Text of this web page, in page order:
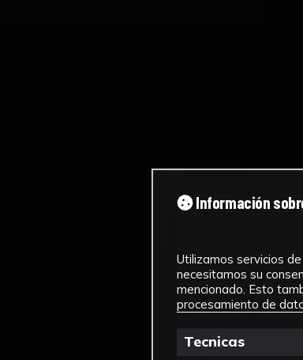
Información
Utilizamos servicios
necesitamos su
mencionado. Esto
procesamiento de
Tecnicas